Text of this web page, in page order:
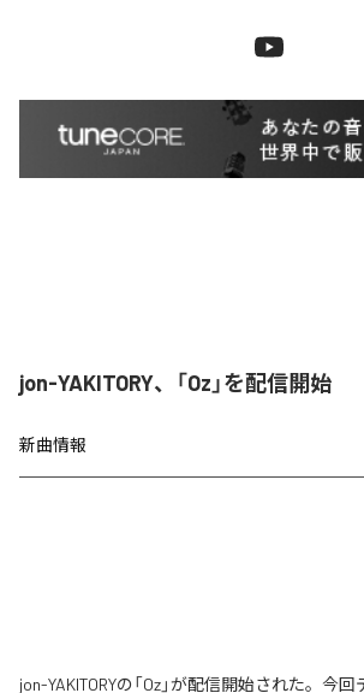
jon-YAKITORY、「Oz」を配信開始
新曲情報
jon-YAKITORYの「Oz」が配信開始された。今